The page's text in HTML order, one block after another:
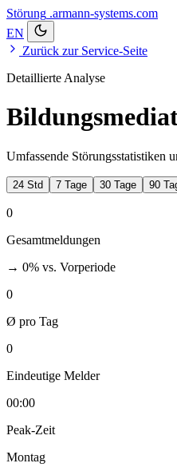
Störung .armann-systems.com
EN
Zurück zur Service-Seite
Detaillierte Analyse
Umfassende Störungsstatistiken
24 Std 7 Tage 30 Tage 90
0
Gesamtmeldungen
→ 0% vs. Vorperiode
0
Ø pro Tag
0
Eindeutige Melder
00:00
Peak-Zeit
Montag